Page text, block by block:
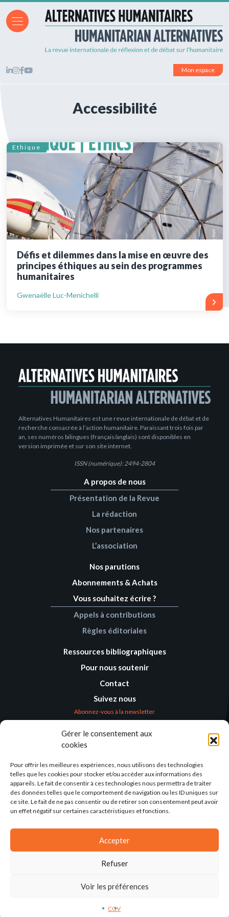
Gérer le consentement aux
cookies
Pour offrir les meilleures expériences, nous utilisons des technologies
telles que les cookies pour stocker et/ou accéder aux informations des
appareils. Le fait de consentir à ces technologies nous permettra de traiter
des données telles que le comportement de navigation ou les ID uniques sur
ce site. Le fait de ne pas consentir ou de retirer son consentement peut avoir
un effet négatif sur certaines caractéristiques et fonctions.
Accepter
Refuser
Voir les préférences
CGV
Mon espace
Accessibilité
Ethique
Défis et dilemmes dans la mise en œuvre des
principes éthiques au sein des programmes
humanitaires
Gwenaëlle Luc-Menichelli
Alternatives Humanitaires est une revue internationale de débat et de
recherche consacrée à l’action humanitaire. Paraissant trois fois par
an, ses numéros bilingues (français/anglais) sont disponibles en
version imprimée et sur son site internet.
ISSN (numérique): 2494-2804
A propos de nous
Présentation de la Revue
La rédaction
Nos partenaires
L’association
Nos parutions
Abonnements & Achats
Vous souhaitez écrire ?
Appels à contributions
Règles éditoriales
Ressources bibliographiques
Pour nous soutenir
Contact
Suivez nous
Abonnez-vous à la newsletter
Humanitaires –
Humanitarian
Alternatives
138 avenue des Frères
Lumière – CS 88379
2025©ALTERNATIVES-HUMANITAIRES
MENTIONS LÉGALESCONCEPTION: AGENCE-KN